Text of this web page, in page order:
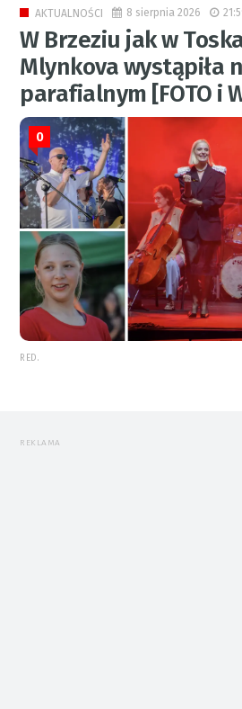
AKTUALNOŚCI 8 sierpnia 2026
W Brzeziu jak w
Mlynkova wystąpiła
parafialnym [FOTO i
0
RED.
REKLAMA